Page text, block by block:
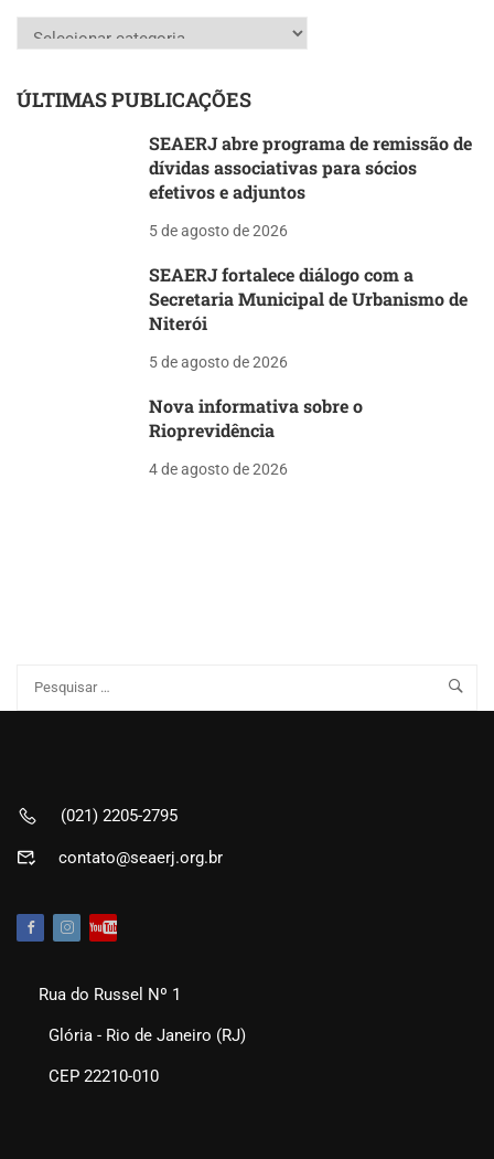
Categorias
ÚLTIMAS PUBLICAÇÕES
SEAERJ abre programa de remissão de
dívidas associativas para sócios
efetivos e adjuntos
5 de agosto de 2026
SEAERJ fortalece diálogo com a
Secretaria Municipal de Urbanismo de
Niterói
5 de agosto de 2026
Nova informativa sobre o
Rioprevidência
4 de agosto de 2026
(021) 2205-2795
contato@seaerj.org.br
Rua do Russel Nº 1
Glória - Rio de Janeiro (RJ)
CEP 22210-010